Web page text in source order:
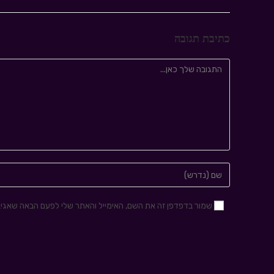
כתיבת תגובה
שמור בדפדפן זה את השם, האימייל והאתר שלי לפעם הבאה